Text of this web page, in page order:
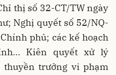
thị số 32-CT/TW ngày
Nghị quyết số 52/NQ-
phủ; các kế hoạch
Kiên quyết xử lý
thuyền trưởng vi phạm